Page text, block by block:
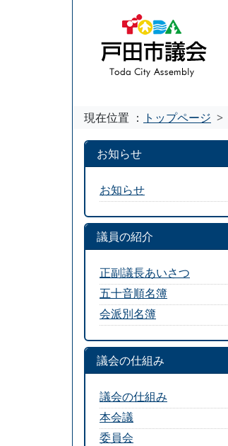
現在位置 ： トップページ
お知らせ
お知らせ
議員の紹介
正副議長あいさつ
五十音順名簿
会派別名簿
議会の仕組み
議会の仕組み
本会議
委員会